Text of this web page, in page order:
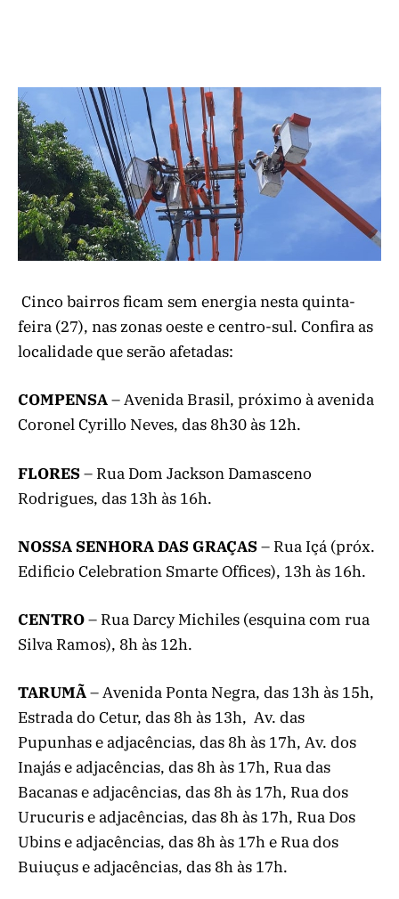
Cinco bairros ficam sem energia nesta quinta-
feira (27), nas zonas oeste e centro-sul. Confira as
localidade que serão afetadas:
COMPENSA– Avenida Brasil, próximo à avenida
Coronel Cyrillo Neves, das 8h30 às 12h.
FLORES – Rua Dom Jackson Damasceno
Rodrigues, das 13h às 16h.
NOSSA SENHORA DAS GRAÇAS – Rua Içá (próx.
Edificio Celebration Smarte Offices), 13h às 16h.
CENTRO– Rua Darcy Michiles (esquina com rua
Silva Ramos), 8h às 12h.
TARUMÃ– Avenida Ponta Negra, das 13h às 15h,
Estrada do Cetur, das 8h às 13h, Av. das
Pupunhas e adjacências, das 8h às 17h, Av. dos
Inajás e adjacências, das 8h às 17h, Rua das
Bacanas e adjacências, das 8h às 17h, Rua dos
Urucuris e adjacências, das 8h às 17h, Rua Dos
Ubins e adjacências, das 8h às 17h e Rua dos
Buiuçus e adjacências, das 8h às 17h.